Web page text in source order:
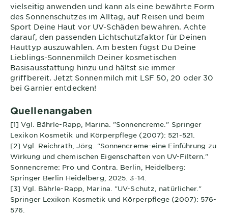
vielseitig anwenden und kann als eine bewährte Form
des Sonnenschutzes im Alltag, auf Reisen und beim
Sport Deine Haut vor UV-Schäden bewahren. Achte
darauf, den passenden Lichtschutzfaktor für Deinen
Hauttyp auszuwählen. Am besten fügst Du Deine
Lieblings-Sonnenmilch Deiner kosmetischen
Basisausstattung hinzu und hältst sie immer
griffbereit. Jetzt Sonnenmilch mit LSF 50, 20 oder 30
bei Garnier entdecken!
Quellenangaben
[1] Vgl. Bährle-Rapp, Marina. "Sonnencreme." Springer
Lexikon Kosmetik und Körperpflege (2007): 521-521.
[2] Vgl. Reichrath, Jörg. "Sonnencreme–eine Einführung zu
Wirkung und chemischen Eigenschaften von UV-Filtern."
Sonnencreme: Pro und Contra. Berlin, Heidelberg:
Springer Berlin Heidelberg, 2025. 3-14.
[3] Vgl. Bährle-Rapp, Marina. "UV-Schutz, natürlicher."
Springer Lexikon Kosmetik und Körperpflege (2007): 576-
576.